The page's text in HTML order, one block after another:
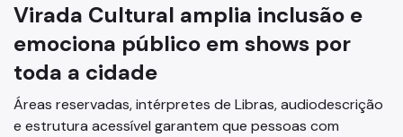
Virada Cultural amplia inclusão e
emociona público em shows por
toda a cidade
Áreas reservadas, intérpretes de Libras, audiodescrição
e estrutura acessível garantem que pessoas com